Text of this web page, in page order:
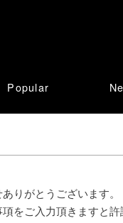
Popular
りがとうございます。
をご入力頂きますと